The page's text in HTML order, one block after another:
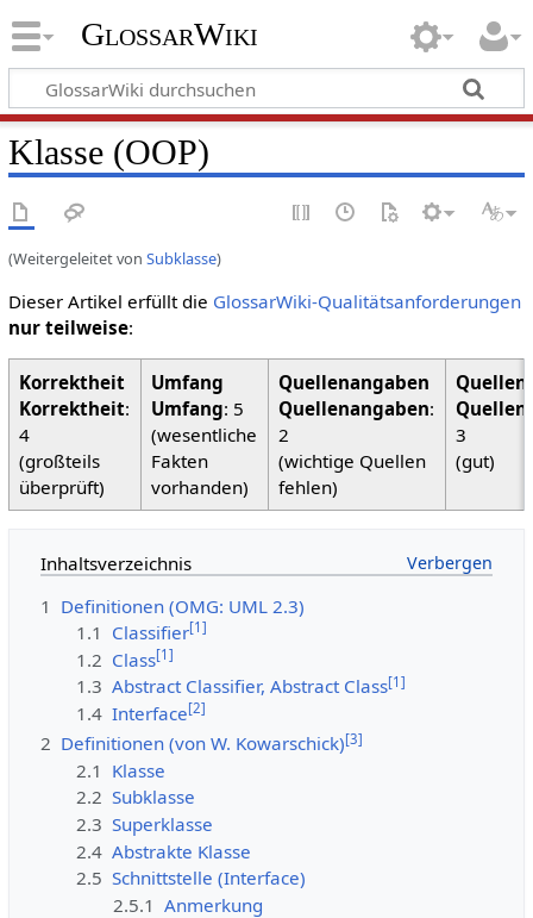
GlossarWiki
Klasse (OOP)
(Weitergeleitet von Subklasse)
Dieser Artikel erfüllt die GlossarWiki-Qualitätsanforderungen
nur teilweise:
Korrektheit:
4
(großteils
überprüft)
Umfang: 5
(wesentliche
Fakten
vorhanden)
Quellenangaben:
2
(wichtige Quellen
fehlen)
3
(gut)
Inhaltsverzeichnis
1 Definitionen (OMG: UML 2.3)
1.1 Classifier[1]
1.2 Class[1]
1.3 Abstract Classifier, Abstract Class[1]
1.4 Interface[2]
2 Definitionen (von W. Kowarschick)[3]
2.1 Klasse
2.2 Subklasse
2.3 Superklasse
2.4 Abstrakte Klasse
2.5 Schnittstelle (Interface)
2.5.1 Anmerkung